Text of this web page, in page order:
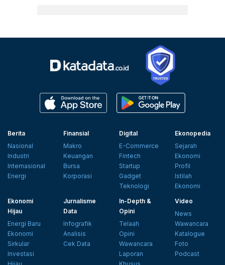
Berita
Nasional
Industri
Internasional
Energi
Finansial
Makro
Keuangan
Bursa
Korporasi
Digital
E-Commerce
Fintech
Startup
Gadget
Teknologi
Ekonopedia
Sejarah
Ekonomi
Profil
Istilah
Ekonomi
Ekonomi
Hijau
Energi Baru
Ekonomi
Sirkular
Investasi
Jurnalisme
Data
Infografik
Analisis
Cek Data
In-Depth &
Opini
Telaah
Opini
Wawancara
Laporan
Video
News
Wawancara
Katalogue
Foto
Podcast